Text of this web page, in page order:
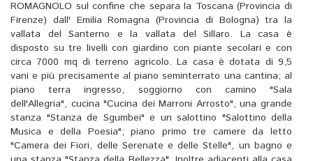
ROMAGNOLO sul confine che separa la Toscana (Provincia di
Firenze) dall' Emilia Romagna (Provincia di Bologna) tra la
vallata del Santerno e la vallata del Sillaro. La casa è
disposto su tre livelli con giardino con piante secolari e con
circa 7000 mq di terreno agricolo. La casa è dotata di 9,5
vani e più precisamente al piano seminterrato una cantina; al
piano terra ingresso, soggiorno con camino "Sala
dell'Allegria", cucina "Cucina dei Marroni Arrosto", una grande
stanza "Stanza de Sgumbei" e un salottino "Salottino della
Musica e della Poesia"; piano primo tre camere da letto
"Camera dei Fiori, delle Serenate e delle Stelle", un bagno e